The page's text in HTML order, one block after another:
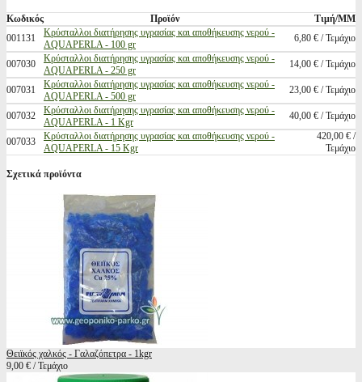
Κωδικός Προϊόν
Τιμή/ΜΜ
001131
Κρύσταλλοι διατήρησης υγρασίας και αποθήκευσης νερού -
AQUAPERLA - 100 gr
6,80 € / Τεμάχιο
007030
Κρύσταλλοι διατήρησης υγρασίας και αποθήκευσης νερού -
AQUAPERLA - 250 gr
14,00 € / Τεμάχιο
007031
Κρύσταλλοι διατήρησης υγρασίας και αποθήκευσης νερού -
AQUAPERLA - 500 gr
23,00 € / Τεμάχιο
007032
Κρύσταλλοι διατήρησης υγρασίας και αποθήκευσης νερού -
AQUAPERLA - 1 Kgr
40,00 € / Τεμάχιο
007033
Κρύσταλλοι διατήρησης υγρασίας και αποθήκευσης νερού -
AQUAPERLA - 15 Kgr
420,00 € /
Τεμάχιο
Σχετικά προϊόντα
Θειϊκός χαλκός - Γαλαζόπετρα - 1kgr
9,00 € / Τεμάχιο